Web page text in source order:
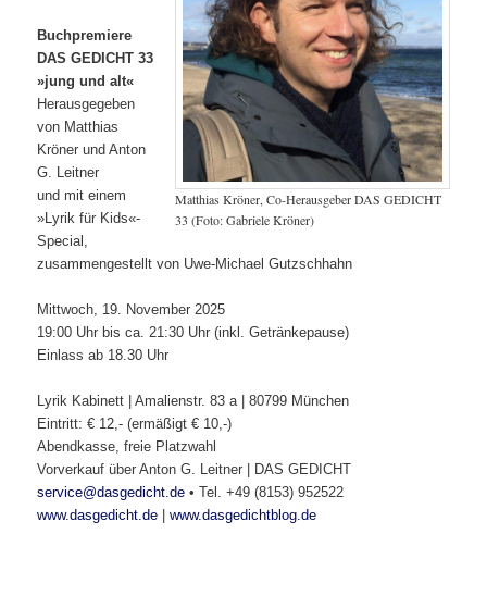
Matthias Kröner, Co-Herausgeber DAS GEDICHT
33 (Foto: Gabriele Kröner)
Buchpremiere
DAS GEDICHT 33
»jung und alt«
Herausgegeben
von Matthias
Kröner und Anton
G. Leitner
und mit einem
»Lyrik für Kids«-
Special,
zusammengestellt von Uwe-Michael Gutzschhahn
Mittwoch, 19. November 2025
19:00 Uhr bis ca. 21:30 Uhr (inkl. Getränkepause)
Einlass ab 18.30 Uhr
Lyrik Kabinett | Amalienstr. 83 a | 80799 München
Eintritt: € 12,- (ermäßigt € 10,-)
Abendkasse, freie Platzwahl
Vorverkauf über Anton G. Leitner | DAS GEDICHT
service@dasgedicht.de • Tel. +49 (8153) 952522
www.dasgedicht.de |www.dasgedichtblog.de